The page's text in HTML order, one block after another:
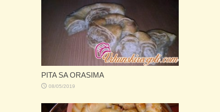
PITA SA ORASIMA
08/05/2019